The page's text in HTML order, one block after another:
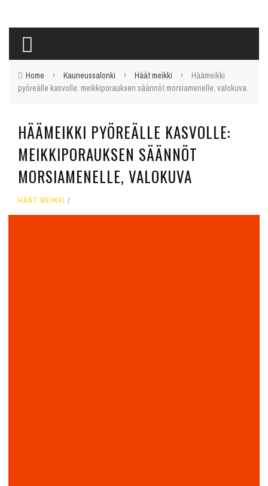
Home › Kauneussalonki › Häät meikki ›
Häämeikki
pyöreälle kasvolle: meikkiporauksen säännöt morsiamenelle, valokuva
HÄÄMEIKKI PYÖREÄLLE KASVOLLE:
MEIKKIPORAUKSEN SÄÄNNÖT
MORSIAMENELLE, VALOKUVA
HÄÄT MEIKKI